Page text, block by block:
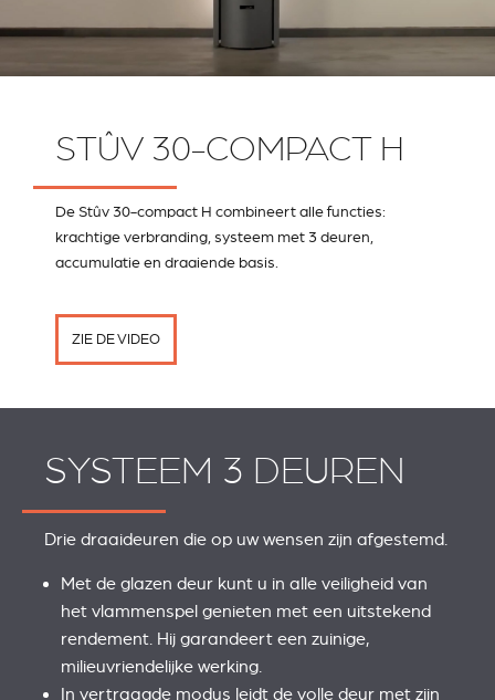
STÛV 30-COMPACT H
De Stûv 30-compact H combineert alle functies:
krachtige verbranding, systeem met 3 deuren,
accumulatie en draaiende basis.
ZIE DE VIDEO
SYSTEEM 3 DEUREN
Drie draaideuren die op uw wensen zijn afgestemd.
Met de glazen deur kunt u in alle veiligheid van
het vlammenspel genieten met een uitstekend
rendement. Hij garandeert een zuinige,
milieuvriendelijke werking.
In vertraagde modus leidt de volle deur met zijn